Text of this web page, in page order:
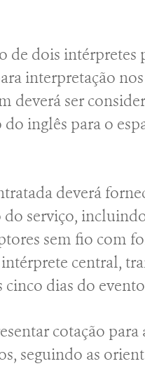
dois intérpretes
interpretação
deverá ser
inglês para o
deverá
do serviço,
sem fio com
central,
dias do
cotação
seguindo as